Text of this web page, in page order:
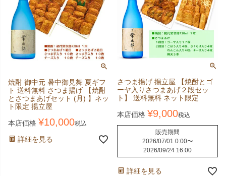
焼酎 御中元 暑中御見舞 夏ギフ
ト 送料無料 さつま揚げ 【焼酎
とさつまあげセット (月) 】ネッ
ト限定 揚立屋
本店価格 ¥10,000税込
詳細を見る
さつま揚げ 揚立屋 【焼酎とゴ
ーヤ入りさつまあげ２段セッ
ト】 送料無料 ネット限定
本店価格 ¥9,000税込
販売期間
2026/07/01 0:00〜
2026/09/24 16:00
詳細を見る